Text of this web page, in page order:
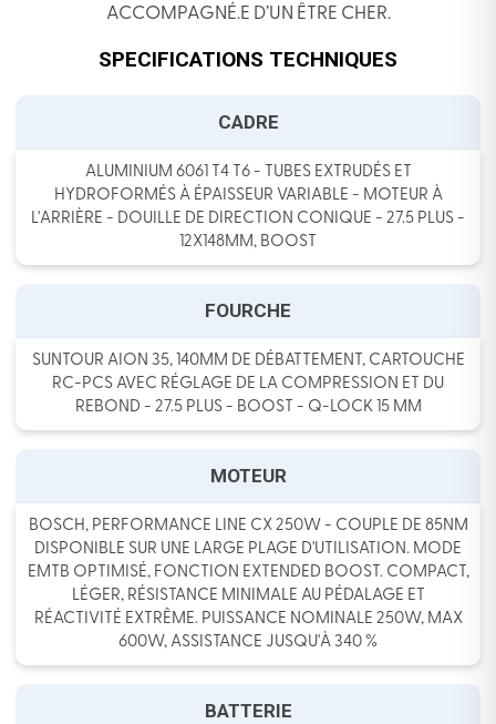
ACCOMPAGNÉ.E D’UN ÊTRE CHER.
SPECIFICATIONS TECHNIQUES
CADRE
ALUMINIUM 6061 T4 T6 - TUBES EXTRUDÉS ET
HYDROFORMÉS À ÉPAISSEUR VARIABLE - MOTEUR À
L'ARRIÈRE - DOUILLE DE DIRECTION CONIQUE - 27.5 PLUS -
12X148MM, BOOST
FOURCHE
SUNTOUR AION 35, 140MM DE DÉBATTEMENT, CARTOUCHE
RC-PCS AVEC RÉGLAGE DE LA COMPRESSION ET DU
REBOND - 27.5 PLUS - BOOST - Q-LOCK 15 MM
MOTEUR
BOSCH, PERFORMANCE LINE CX 250W - COUPLE DE 85NM
DISPONIBLE SUR UNE LARGE PLAGE D'UTILISATION. MODE
EMTB OPTIMISÉ, FONCTION EXTENDED BOOST. COMPACT,
LÉGER, RÉSISTANCE MINIMALE AU PÉDALAGE ET
RÉACTIVITÉ EXTRÊME. PUISSANCE NOMINALE 250W, MAX
600W, ASSISTANCE JUSQU'À 340 %
BATTERIE